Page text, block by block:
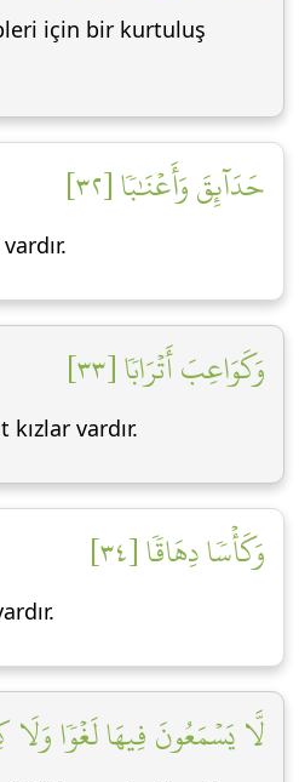
için bir kurtuluş
حَدَآئِقَ وَأَعۡنَٰبٗا [٣٢]
وَكَوَاعِبَ أَتۡرَابٗا [٣٣]
vardır.
وَكَأۡسٗا دِهَاقٗا [٣٤]
لَّا يَسۡمَعُونَ فِيهَا لَغۡوٗا وَلَا